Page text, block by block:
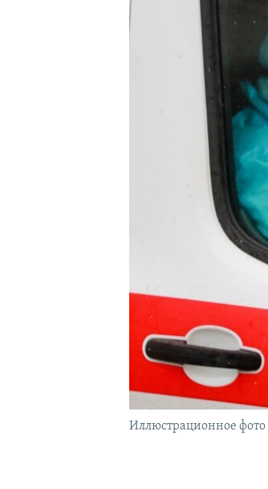
КРЫМ.НЕПОКОРЕННЫЙ
Иллюстрационное фото